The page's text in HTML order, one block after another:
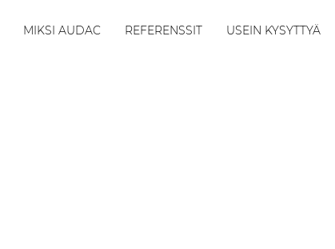
MIKSI AUDAC REFERENSSIT USEIN KYSYTTYÄ